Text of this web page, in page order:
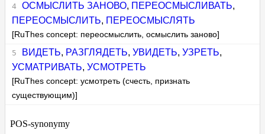
ОСМЫСЛИТЬ ЗАНОВО, ПЕРЕОСМЫСЛИВАТЬ,
ПЕРЕОСМЫСЛИТЬ, ПЕРЕОСМЫСЛЯТЬ
[RuThes concept: переосмыслить, осмыслить заново]
ВИДЕТЬ, РАЗГЛЯДЕТЬ, УВИДЕТЬ, УЗРЕТЬ,
УСМАТРИВАТЬ,УСМОТРЕТЬ
[RuThes concept: усмотреть (счесть, признать
существующим)]
POS-synonymy